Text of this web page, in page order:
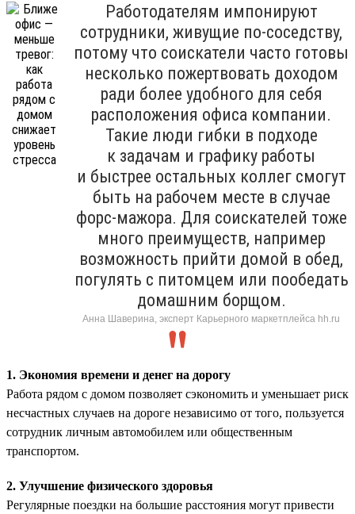
Работодателям импонируют
сотрудники, живущие по-соседству,
потому что соискатели часто готовы
несколько пожертвовать доходом
ради более удобного для себя
расположения офиса компании.
Такие люди гибки в подходе
к задачам и графику работы
и быстрее остальных коллег смогут
быть на рабочем месте в случае
форс-мажора. Для соискателей тоже
много преимуществ, например
возможность прийти домой в обед,
погулять с питомцем или пообедать
домашним борщом.
Анна Шаверина, эксперт Карьерного маркетплейса hh.ru
1. Экономия времени и денег на дорогу
Работа рядом с домом позволяет сэкономить и уменьшает риск
несчастных случаев на дороге независимо от того, пользуется
сотрудник личным автомобилем или общественным
транспортом.
2. Улучшение физического здоровья
Регулярные поездки на большие расстояния могут привести